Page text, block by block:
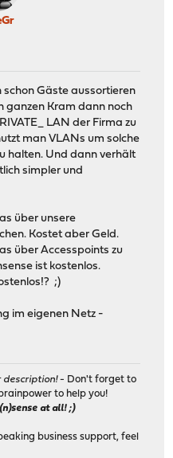
schon Gäste aussortieren
ganzen Kram dann noch
LAN der Firma zu
man VLANs um solche
halten. Und dann verhält
simpler und
über unsere
Kostet aber Geld.
über Accesspoints zu
ist kostenlos.
;)
im eigenen Netz -
description!- Don't forget to
to help you!
at all! ;)
business support, feel